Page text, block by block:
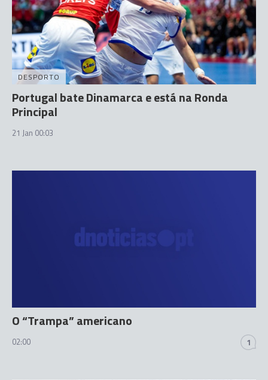
DESPORTO
Portugal bate Dinamarca e está na Ronda
Principal
21 Jan 00:03
O “Trampa” americano
02:00 1